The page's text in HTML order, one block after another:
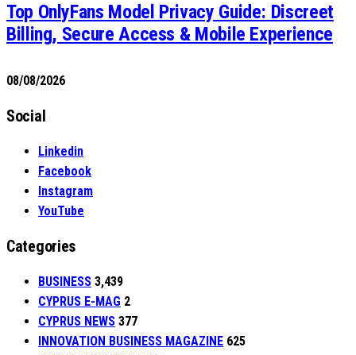
Top OnlyFans Model Privacy Guide: Discreet
Billing, Secure Access & Mobile Experience
08/08/2026
Social
Linkedin
Facebook
Instagram
YouTube
Categories
BUSINESS 3,439
CYPRUS E-MAG 2
CYPRUS NEWS 377
INNOVATION BUSINESS MAGAZINE 625